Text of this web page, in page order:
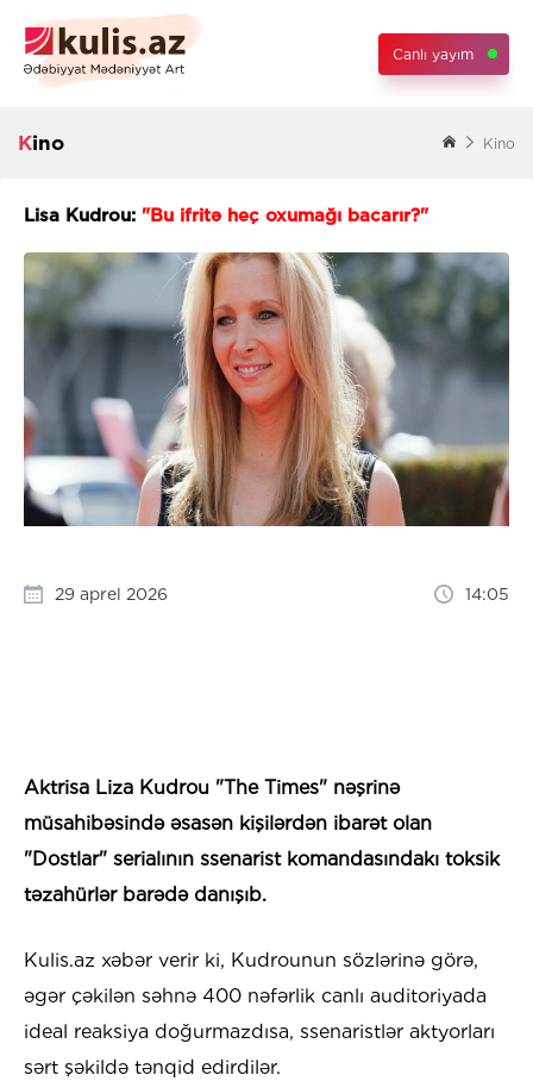
Canlı yayım
Kino Kino
Lisa Kudrou: "Bu ifritə heç oxumağı bacarır?"
29 aprel 2026 14:05
Aktrisa Liza Kudrou "The Times" nəşrinə
müsahibəsində əsasən kişilərdən ibarət olan
"Dostlar" serialının ssenarist komandasındakı toksik
təzahürlər barədə danışıb.
Kulis.az xəbər verir ki, Kudrounun sözlərinə görə,
əgər çəkilən səhnə 400 nəfərlik canlı auditoriyada
ideal reaksiya doğurmazdısa, ssenaristlər aktyorları
sərt şəkildə tənqid edirdilər.